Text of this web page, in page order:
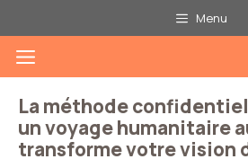
au
contenu
Menu
Menu
La méthode
un voyage humanitaire
transforme votre vision